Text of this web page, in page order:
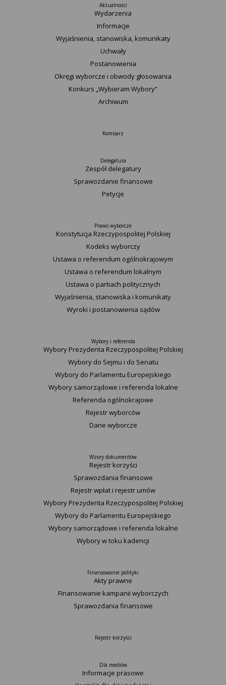
Aktualności
Wydarzenia
Informacje
Wyjaśnienia, stanowiska, komunikaty
Uchwały
Postanowienia
Okręgi wyborcze i obwody głosowania
Konkurs „Wybieram Wybory”
Archiwum
Komisarz
Delegatura
Zespół delegatury
Sprawozdanie finansowe
Petycje
Prawo wyborcze
Konstytucja Rzeczypospolitej Polskiej​
Kodeks wyborczy
Ustawa o referendum ogólnokrajowym
Ustawa o referendum lokalnym
Ustawa o partiach politycznych
Wyjaśnienia, stanowiska i komunikaty
Wyroki i postanowienia sądów
Wybory i referenda
Wybory Prezydenta Rzeczypospolitej Polskiej
Wybory do Sejmu i do Senatu
Wybory do Parlamentu Europejskiego
Wybory samorządowe i referenda lokalne
Referenda ogólnokrajowe
Rejestr wyborców
Dane wyborcze
Wzory dokumentów
Rejestr korzyści
Sprawozdania finansowe
Rejestr wpłat i rejestr umów
Wybory Prezydenta Rzeczypospolitej Polskiej
Wybory do Parlamentu Europejskiego
Wybory samorządowe i referenda lokalne
Wybory w toku kadencji
Finansowanie polityki
Akty prawne
Finansowanie kampanii wyborczych
Sprawozdania finansowe
Rejestr korzyści
Dla mediów
Informacje prasowe